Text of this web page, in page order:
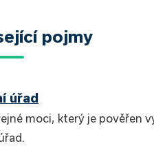
pojmy
úřad
moci, který je pověřen